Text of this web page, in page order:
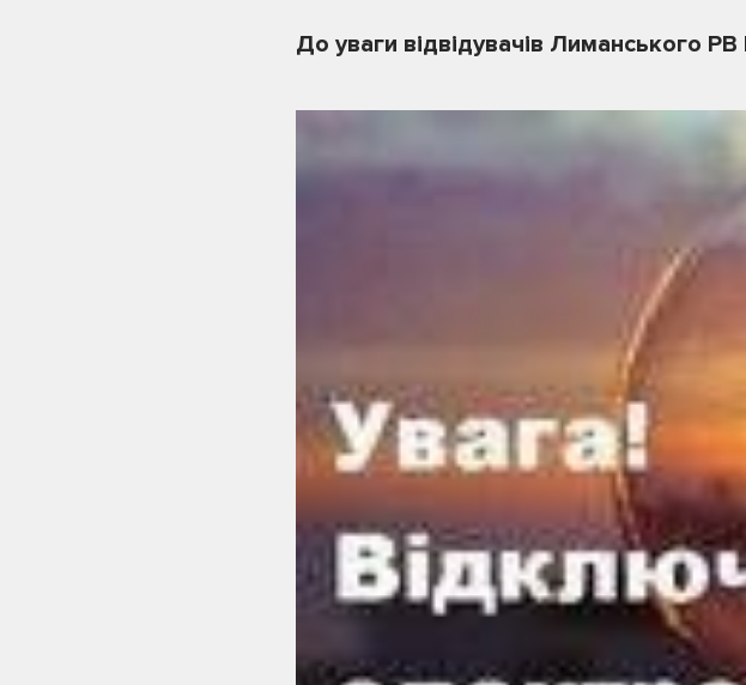
До уваги відвідувачів Лиманського